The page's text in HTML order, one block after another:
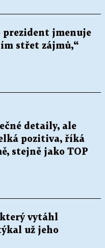
prezident jmenuje
střet zájmů,“
detaily, ale
pozitiva, říká
stejně jako TOP
který vytáhl
už jeho